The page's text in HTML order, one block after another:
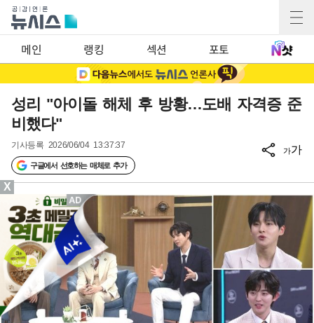
메인 랭킹 섹션 포토
성리 "아이돌 해체 후 방황…도배 자격증 준
비했다"
기사등록 2026/06/04 13:37:37
구글에서 선호하는 매체로 추가
가가
X